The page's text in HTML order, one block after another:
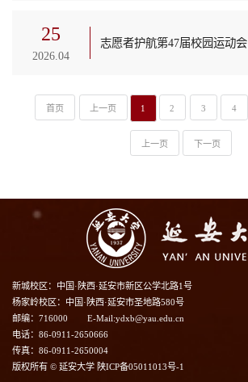
25
2026.04
志愿者护航第47届校园运动会
首页 上一页 1 2 3 4
上一页 下一页
新城校区：中国·陕西·延安市新区公学北路1号
杨家岭校区：中国·陕西·延安市圣地路580号
邮编：716000
E-Mail:ydxb@yau.edu.cn
电话：86-0911-2650666
传真：86-0911-2650004
版权所有 © 延安大学 陕ICP备05011013号-1